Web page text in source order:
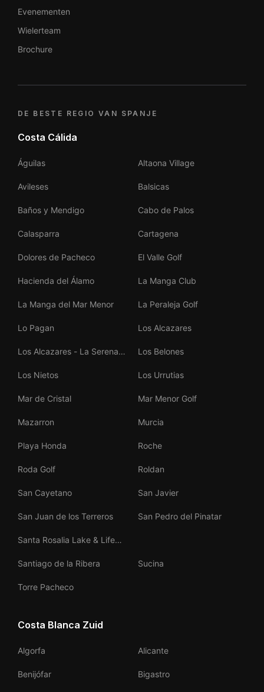
Evenementen
Wielerteam
Brochure
DE BESTE REGIO VAN SPANJE
Costa Cálida
Águilas Altaona Village
Avileses Balsicas
Baños y Mendigo Cabo de Palos
Calasparra Cartagena
Dolores de Pacheco El Valle Golf
Hacienda del Álamo La Manga Club
La Manga del Mar Menor La Peraleja Golf
Lo Pagan Los Alcazares
Los Alcazares - La Serena
Los Belones
Los Nietos Los Urrutias
Mar de Cristal Mar Menor Golf
Mazarron Murcia
Playa Honda Roche
Roda Golf Roldan
San Cayetano San Javier
San Juan de los Terreros San Pedro del Pinatar
Santa Rosalia Lake & Life
Santiago de la Ribera
Sucina
Torre Pacheco
Costa Blanca Zuid
Algorfa Alicante
Benijófar Bigastro